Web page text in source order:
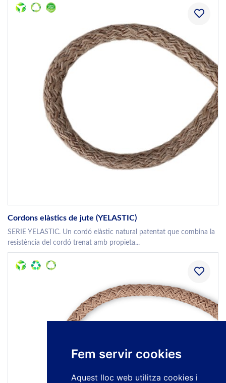
Fem servir cookies
Aquest lloc web utilitza cookies i
Cordons elàstics de jute (YELASTIC)
SERIE YELASTIC. Un cordó elàstic natural patentat que combina la
resistència del cordó trenat amb propieta...